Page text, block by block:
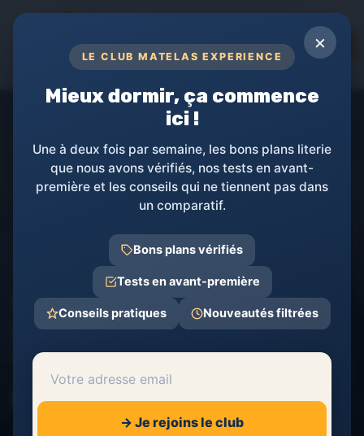
RÉVÉLEZ LA PUISSANCE DE VOTRE
SOMMEIL
TOPs
Matelas Experience Comparatifs et Avis matelas
Test Couette pour Hotel de
Luxe 50% Duvet : un bon allié
pour vos nuits à toutes
saisons
27 janvier 2026 1 min de lecture
Partager cette page
×
LE CLUB MATELAS EXPERIENCE
Mieux dormir, ça commence
ici !
Une à deux fois par semaine, les bons plans literie
que nous avons vérifiés, nos tests en avant-
première et les conseils qui ne tiennent pas dans
un comparatif.
Bons plans vérifiés
Tests en avant-première
Conseils pratiques Nouveautés filtrées
→ Je rejoins le club
Panneau de gestion des cookies